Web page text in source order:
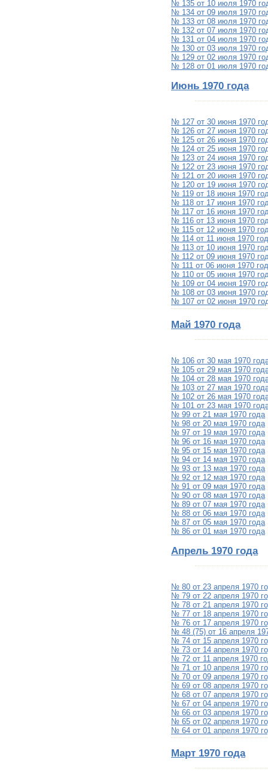
№ 135 от 10 июля 1970
№ 134 от 09 июля 1970
№ 133 от 08 июля 1970
№ 132 от 07 июля 1970
№ 131 от 04 июля 1970
№ 130 от 03 июля 1970
№ 129 от 02 июля 1970
№ 128 от 01 июля 1970
Июнь 1970 года
№ 127 от 30 июня 1970
№ 126 от 27 июня 1970
№ 125 от 26 июня 1970
№ 124 от 25 июня 1970
№ 123 от 24 июня 1970
№ 122 от 23 июня 1970
№ 121 от 20 июня 1970
№ 120 от 19 июня 1970
№ 119 от 18 июня 1970
№ 118 от 17 июня 1970
№ 117 от 16 июня 1970
№ 116 от 13 июня 1970
№ 115 от 12 июня 1970
№ 114 от 11 июня 1970
№ 113 от 10 июня 1970
№ 112 от 09 июня 1970
№ 111 от 06 июня 1970
№ 110 от 05 июня 1970
№ 109 от 04 июня 1970
№ 108 от 03 июня 1970
№ 107 от 02 июня 1970
Май 1970 года
№ 106 от 30 мая 1970
№ 105 от 29 мая 1970
№ 104 от 28 мая 1970
№ 103 от 27 мая 1970
№ 102 от 26 мая 1970
№ 101 от 23 мая 1970
№ 99 от 21 мая 1970 года
№ 98 от 20 мая 1970 года
№ 97 от 19 мая 1970 года
№ 96 от 16 мая 1970 года
№ 95 от 15 мая 1970 года
№ 94 от 14 мая 1970 года
№ 93 от 13 мая 1970 года
№ 92 от 12 мая 1970 года
№ 91 от 09 мая 1970 года
№ 90 от 08 мая 1970 года
№ 89 от 07 мая 1970 года
№ 88 от 06 мая 1970 года
№ 87 от 05 мая 1970 года
№ 86 от 01 мая 1970 года
Апрель 1970 года
№ 80 от 23 апреля 1970
№ 79 от 22 апреля 1970
№ 78 от 21 апреля 1970
№ 77 от 18 апреля 1970
№ 76 от 17 апреля 1970
№ 48 (75) от 16 апреля
№ 74 от 15 апреля 1970
№ 73 от 14 апреля 1970
№ 72 от 11 апреля 1970
№ 71 от 10 апреля 1970
№ 70 от 09 апреля 1970
№ 69 от 08 апреля 1970
№ 68 от 07 апреля 1970
№ 67 от 04 апреля 1970
№ 66 от 03 апреля 1970
№ 65 от 02 апреля 1970
№ 64 от 01 апреля 1970
Март 1970 года